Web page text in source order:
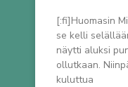
[:fi]Huomasin
se kelli
näytti aluksi
ollutkaan.
kuluttua